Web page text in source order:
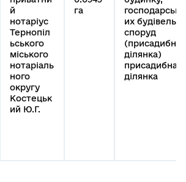
й
нотаріус
Тернопіл
ьського
міського
нотаріаль
ного
округу
Костецьк
ий Ю.Г.
га
господарськ
их будівель і
споруд
(присадибна
ділянка)
присадибна
ділянка